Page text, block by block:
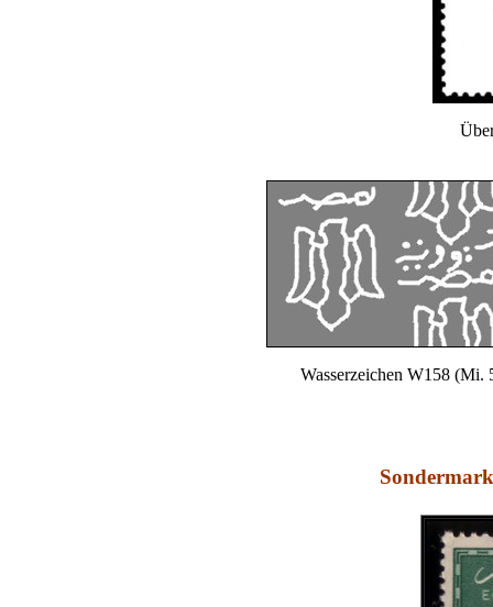
Wasserzeichen W158 (Mi.